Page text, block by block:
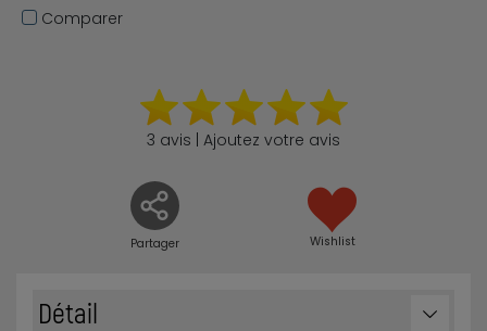
Comparer
Partager
3 avis | Ajoutez votre avis
Wishlist
Détail